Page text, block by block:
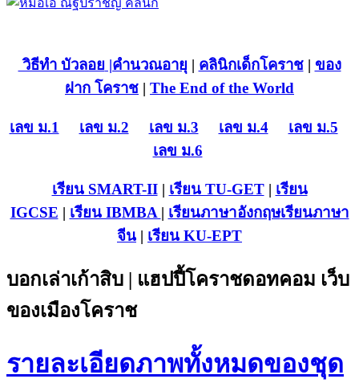
วิธีทำ บัวลอย |คำนวณอายุ | คลินิกเด็กโคราช| ของ
ฝาก โคราช | The End of the World
เลข ม.1 เลข ม.2 เลข ม.3 เลข ม.4
เลข ม.5
เลข ม.6
เรียน SMART-II| เรียน TU-GET| เรียน
IGCSE | เรียน IBMBA | เรียนภาษาอังกฤษเรียนภาษา
จีน | เรียน KU-EPT
บอกเล่าเก้าสิบ | แฮปปี้โคราชดอทคอม เว็บ
ของเมืองโคราช
รายละเอียดภาพทั้งหมดของชุด